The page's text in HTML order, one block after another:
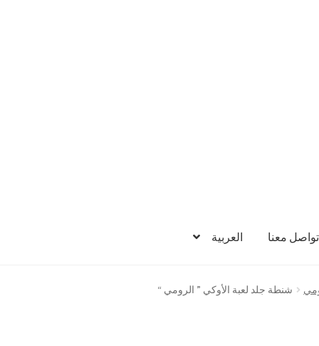
تواصل معنا العربية
شنطة جلد لعبة الأوكي ” الرومي “